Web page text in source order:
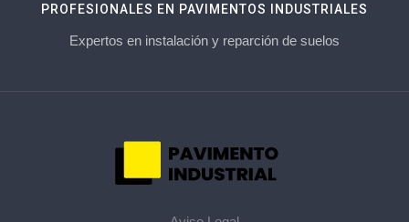
PROFESIONALES EN PAVIMENTOS INDUSTRIALES
Expertos en instalación y reparción de suelos